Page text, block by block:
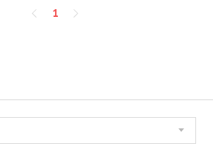
페
1